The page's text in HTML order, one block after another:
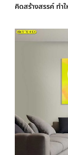
คิดสร้างสรรค์ ทำ